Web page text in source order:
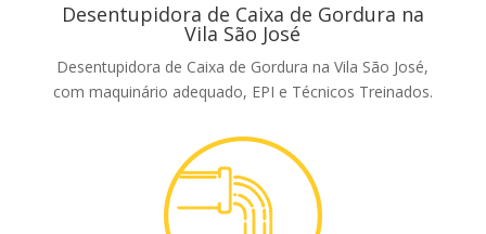
Desentupidora de Caixa de Gordura na
Vila São José
Desentupidora de Caixa de Gordura na Vila São José,
com maquinário adequado, EPI e Técnicos Treinados.